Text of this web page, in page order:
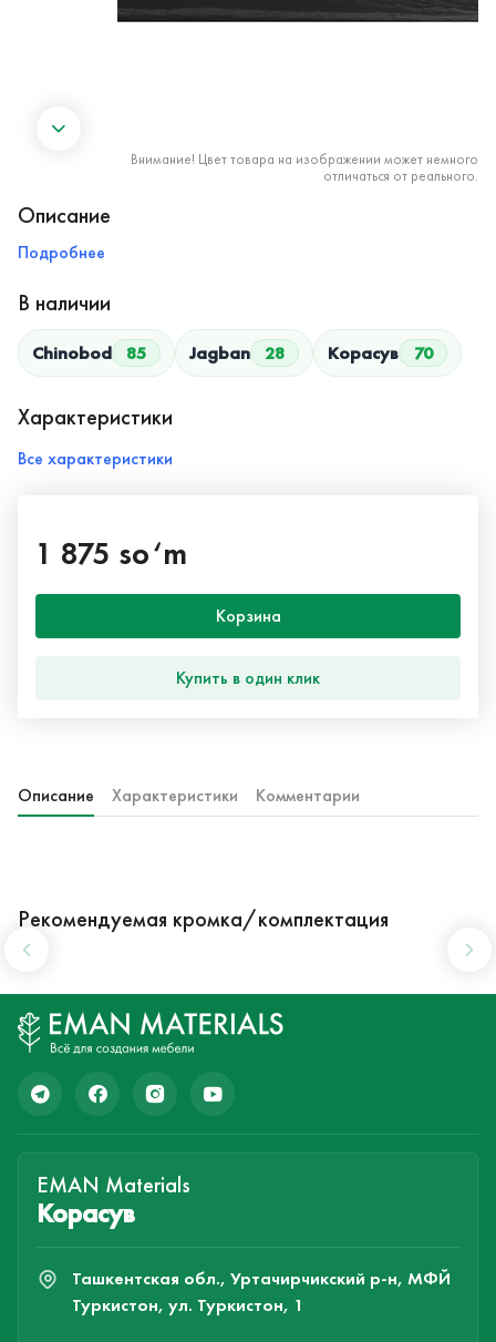
Внимание! Цвет товара на изображении может немного
отличаться от реального.
Описание
Подробнее
В наличии
Chinobod 85 Jagban 28 Корасув 70
Характеристики
Все характеристики
1 875 so‘m
Корзина
Купить в один клик
Описание Характеристики Комментарии
Рекомендуемая кромка/комплектация
EMAN Materials
Корасув
Ташкентская обл., Уртачирчикский р-н, МФЙ
Туркистон, ул. Туркистон, 1